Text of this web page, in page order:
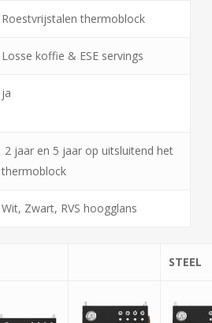
Roestvrijstalen thermoblock
Losse koffie & ESE servings
ja
2 jaar en 5 jaar op uitsluitend het
thermoblock
Wit, Zwart, RVS hoogglans
STEEL